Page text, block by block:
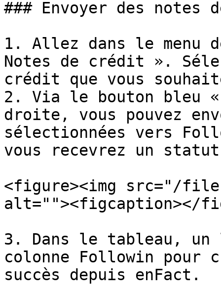
### Envoyer des notes
1. Allez dans le menu
Notes de crédit ».
crédit que vous
2. Via le bouton bleu
droite, vous pouvez
sélectionnées vers
vous recevrez un statut
<figure><img src="/
alt=""><figcaption></
3. Dans le tableau, un
colonne Followin pour
succès depuis enFact.